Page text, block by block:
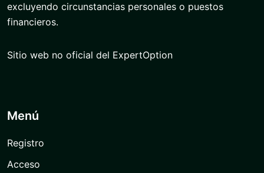
excluyendo circunstancias personales o puestos
financieros.
Sitio web no oficial del ExpertOption
Menú
Registro
Acceso